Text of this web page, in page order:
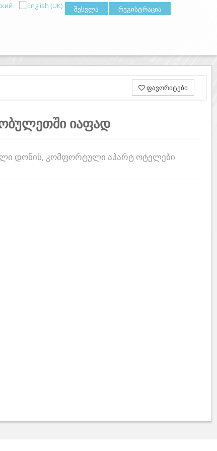
შესვლა რეგისტრაცია
ფავორიტები
იაფად
დონის, კომფორტული აპარტ ოტელები